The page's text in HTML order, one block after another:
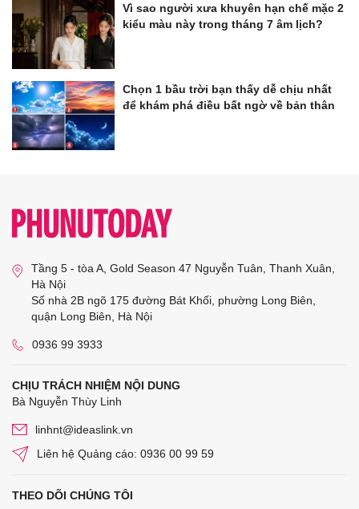
Vì sao người xưa khuyên hạn chế mặc 2
kiểu màu này trong tháng 7 âm lịch?
Chọn 1 bầu trời bạn thấy dễ chịu nhất
để khám phá điều bất ngờ về bản thân
Tầng 5 - tòa A, Gold Season 47 Nguyễn Tuân, Thanh Xuân,
Hà Nội
Số nhà 2B ngõ 175 đường Bát Khối, phường Long Biên,
quận Long Biên, Hà Nội
0936 99 3933
CHỊU TRÁCH NHIỆM NỘI DUNG
Bà Nguyễn Thùy Linh
linhnt@ideaslink.vn
Liên hệ Quảng cáo: 0936 00 99 59
THEO DÕI CHÚNG TÔI